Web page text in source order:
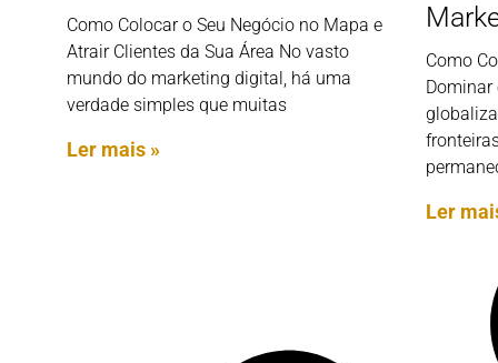
Como Colocar o Seu Negócio no Mapa e
Atrair Clientes da Sua Área No vasto
mundo do marketing digital, há uma
verdade simples que muitas
Ler mais »
Como
Dominar
Ler